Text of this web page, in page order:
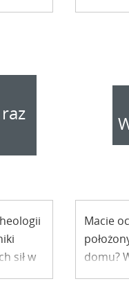
ofiary z
sił w
Macie
domu?
grupę